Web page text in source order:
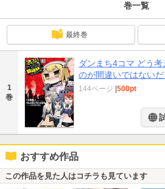
巻一覧
最終巻
1
巻
ダンまち4コマ どう
のが間違いではない
144ページ 500pt
おすすめ作品
この作品を見た人はコチラも見ています